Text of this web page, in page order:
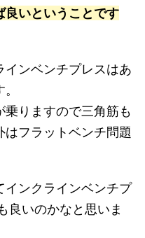
良いということです
インベンチプレスはあ
りますので三角筋も
フラットベンチ問題
インクラインベンチプ
良いのかなと思いま